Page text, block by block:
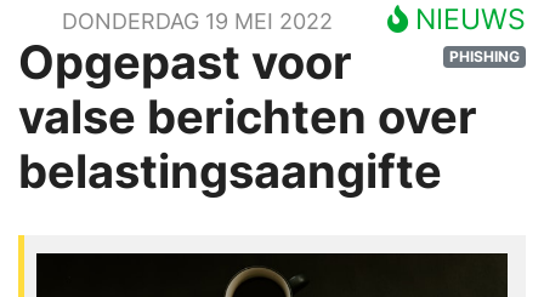
NIEUWS
PHISHING
DONDERDAG 19 MEI 2022
Opgepast voor
valse berichten over
belastingsaangifte